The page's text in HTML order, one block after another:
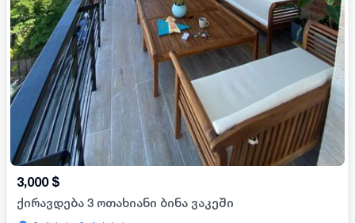
3,000 $
ქირავდება 3 ოთახიანი ბინა ვაკეში